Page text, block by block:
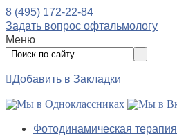
8 (495) 172-22-84
Задать вопрос офтальмологу
Меню
Добавить в Закладки
Фотодинамическая терапия